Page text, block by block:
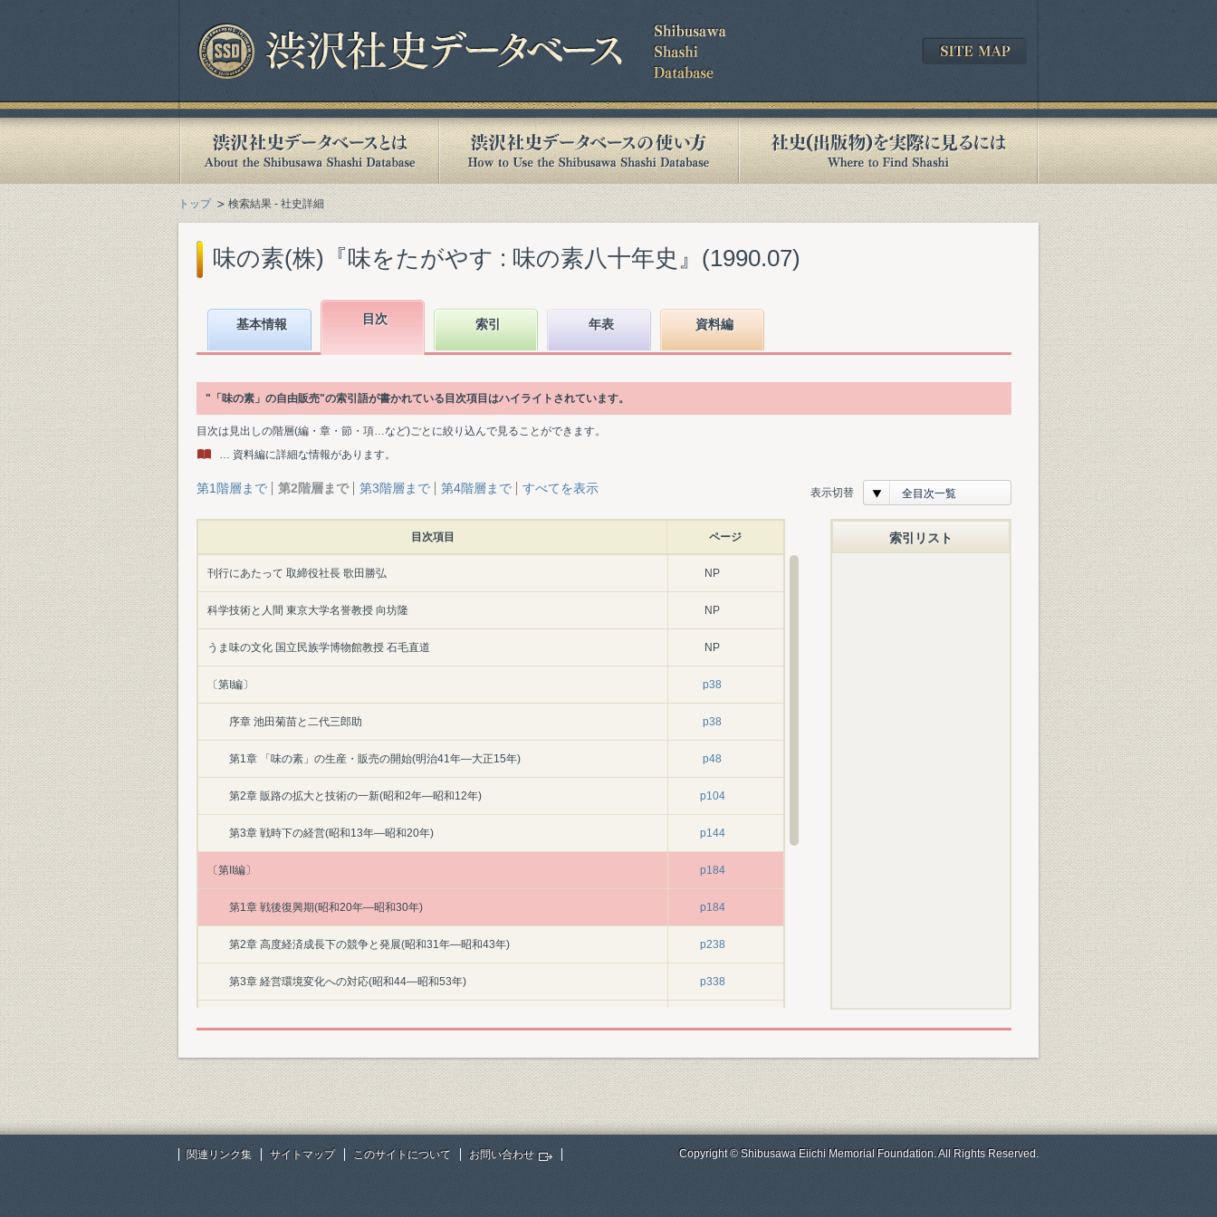
トップ 検索結果 - 社史詳細
味の素(株)『味をたがやす : 味の素八十年史』(1990.07)
基本情報 目次 索引 年表 資料編
"「味の素」の自由販売"の索引語が書かれている目次項目はハイライトされています。
目次は見出しの階層(編・章・節・項…など)ごとに絞り込んで見ることができます。
… 資料編に詳細な情報があります。
第1階層まで 第2階層まで 第3階層まで 第4階層まで すべてを表示 表示切替 全目次一覧
目次項目 ページ
刊行にあたって 取締役社長 歌田勝弘 NP
科学技術と人間 東京大学名誉教授 向坊隆 NP
うま味の文化 国立民族学博物館教授 石毛直道 NP
〔第I編〕 p38
序章 池田菊苗と二代三郎助 p38
第1章 「味の素」の生産・販売の開始(明治41年―大正15年) p48
第2章 販路の拡大と技術の一新(昭和2年―昭和12年) p104
第3章 戦時下の経営(昭和13年―昭和20年) p144
〔第II編〕 p184
第1章 戦後復興期(昭和20年―昭和30年) p184
第2章 高度経済成長下の競争と発展(昭和31年―昭和43年) p238
第3章 経営環境変化への対応(昭和44―昭和53年) p338
資料・年表 巻末
索引 巻末
本文収録図・表一覧 巻末
索引リスト
関連リンク集 サイトマップ このサイトについて お問い合わせ Copyright © Shibusawa Eiichi Memorial Foundation. All Rights Reserved.